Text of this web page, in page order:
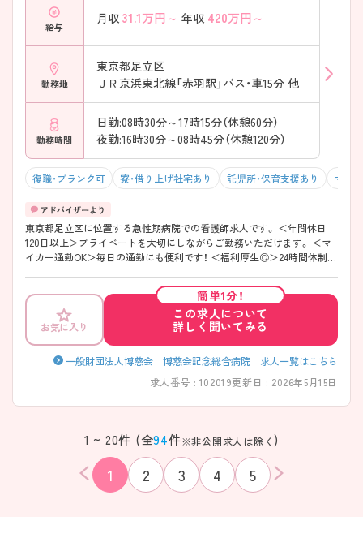
給与
月収 31.1万円～ 年収 420万円～
勤務地
東京都足立区
ＪＲ京浜東北線「赤羽駅」バス・車15分 他
勤務時間
日勤:08時30分～17時15分（休憩60分）
夜勤:16時30分～08時45分（休憩120分）
復職・ブランク可 寮・借り上げ社宅あり 託児所・保育支援あり マイ
東京都足立区に位置する急性期病院での看護師求人です。 ＜年間休日
120日以上＞プライベートを大切にしながらご勤務いただけます。 ＜マ
イカー通勤OK＞毎日の通勤にも便利です！ ＜福利厚生◎＞24時間体制の
ポイント等、さらに詳細をお話ししますのでお気軽にご相談ください！
お気に入り
簡単1分！
この求人について
詳しく聞いてみる
一般財団法人博慈会 博慈会記念総合病院 求人一覧はこちら
求人番号 : 102019更新日 : 2026年5月15日
1 ~ 20件 (全94件※非公開求人は除く )
1 2 3 4 5